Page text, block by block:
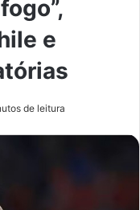
e
de leitura